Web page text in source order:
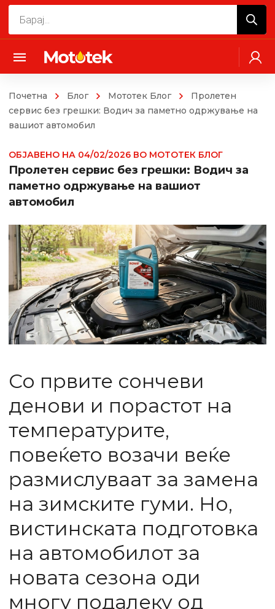
Почетна Блог Мототек Блог
Пролетен
сервис без грешки: Водич за паметно одржување на
вашиот автомобил
ОБЈАВЕНО НА 04/02/2026 ВО МОТОТЕК БЛОГ
Пролетен сервис без грешки: Водич за
паметно одржување на вашиот
автомобил
Со првите сончеви
денови и порастот на
температурите,
повеќето возачи веќе
размислуваат за замена
на зимските гуми. Но,
вистинската подготовка
на автомобилот за
новата сезона оди
многу подалеку од